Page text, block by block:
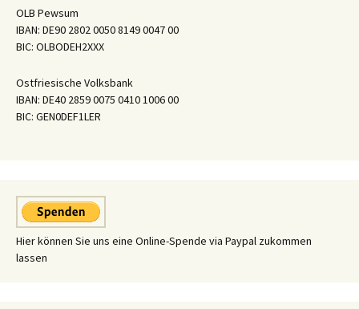
OLB Pewsum
IBAN: DE90 2802 0050 8149 0047 00
BIC: OLBODEH2XXX
Ostfriesische Volksbank
IBAN: DE40 2859 0075 0410 1006 00
BIC: GEN0DEF1LER
Hier können Sie uns eine Online-Spende via Paypal zukommen
lassen